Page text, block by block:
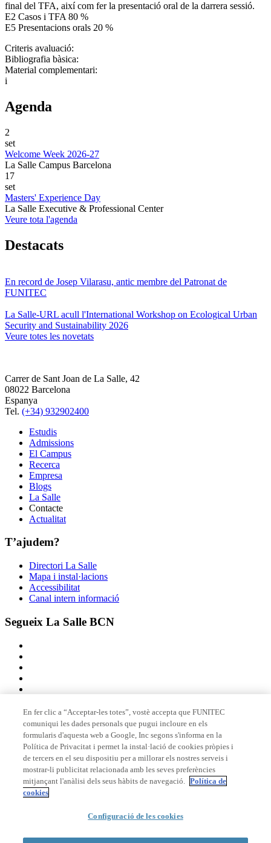
final del TFA, així com fer la presentació oral de la darrera sessió.
E2 Casos i TFA 80 %
E5 Presentacions orals 20 %
Criteris avaluació:
Bibliografia bàsica:
Material complementari:
i
Agenda
2
set
Welcome Week 2026-27
La Salle Campus Barcelona
17
set
Masters' Experience Day
La Salle Executive & Professional Center
Veure tota l'agenda
Destacats
En record de Josep Vilarasu, antic membre del Patronat de
FUNITEC
La Salle-URL acull l'International Workshop on Ecological Urban
Security and Sustainability 2026
Veure totes les novetats
Carrer de Sant Joan de La Salle, 42
08022 Barcelona
Espanya
Tel. (+34) 932902400
Estudis
Admissions
El Campus
Recerca
Empresa
Blogs
La Salle
Contacte
Actualitat
T’ajudem?
Directori La Salle
Mapa i instal·lacions
Accessibilitat
Canal intern informació
Segueix La Salle BCN
Membre de
Acreditacions
© 2026 La Salle Campus Barcelona - URL |Avís legal
En fer clic a “Acceptar-les totes”, vostè accepta que FUNITEC
comuniqui les dades personals que pugui incloure en els
formularis d'aquesta web a Google, Inc segons s'informa en la
Política de Privacitat i permet la instal·lació de cookies pròpies i
de tercers en el seu dispositiu per a millorar els nostres serveis i
mostrar-li publicitat relacionada amb les seves preferències
mitjançant l'anàlisi dels seus hàbits de navegació. Política de
cookies
Configuració de les cookies